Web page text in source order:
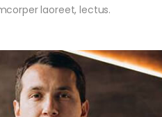
laoreet, lectus.